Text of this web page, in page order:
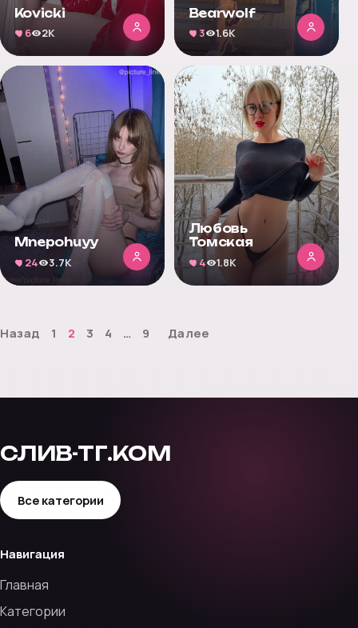
Kovicki
6
2K
Bearwolf
3
1.6K
Mnepohuyy
24
3.7K
Любовь
Томская
4
1.8K
Назад 1 2 3 4 … 9 Далее
СЛИВ-ТГ.КОМ
Все категории
Навигация
Главная
Категории